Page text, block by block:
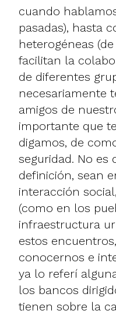
cuando
pasadas), hasta
heterogéneas
facilitan la
de diferentes
necesariamente
amigos de
importante que
digamos, de
seguridad. No es
definición, sean
interacción
(como en los
infraestructura
estos
conocernos e
ya lo referí
los bancos
tienen sobre la